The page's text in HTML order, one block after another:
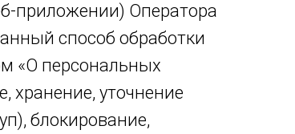
приложении) Оператора
способ обработки
«О персональных
хранение, уточнение
блокирование,